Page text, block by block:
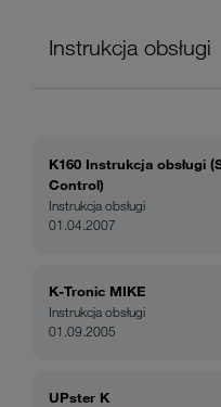
Instrukcja obsługi
K160 Instrukcja obsługi
Control)
Instrukcja obsługi
01.04.2007
K-Tronic MIKE
Instrukcja obsługi
01.09.2005
UPster K